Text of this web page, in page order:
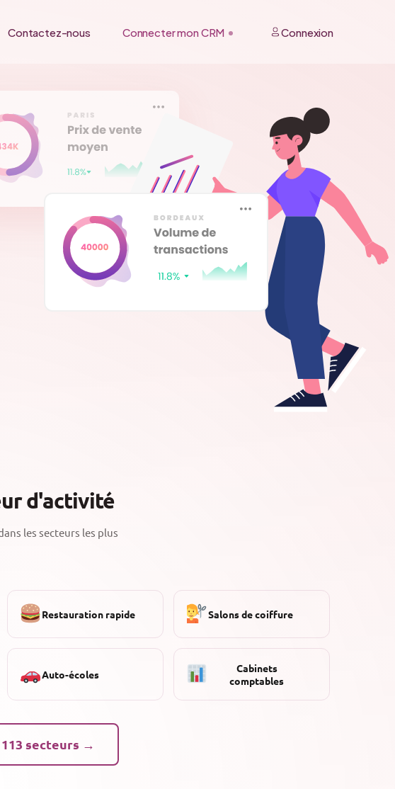
Contactez-nous Connecter mon CRM Connexion
d'activité
les secteurs les plus
Restauration rapide Salons de coiffure
Auto-écoles
Cabinets
comptables
secteurs →